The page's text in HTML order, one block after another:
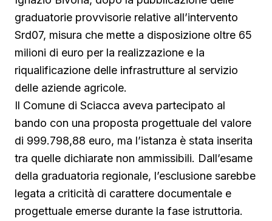
graduatorie provvisorie relative all’intervento
Srd07, misura che mette a disposizione oltre 65
milioni di euro per la realizzazione e la
riqualificazione delle infrastrutture al servizio
delle aziende agricole.
Il Comune di Sciacca aveva partecipato al
bando con una proposta progettuale del valore
di 999.798,88 euro, ma l’istanza è stata inserita
tra quelle dichiarate non ammissibili. Dall’esame
della graduatoria regionale, l’esclusione sarebbe
legata a criticità di carattere documentale e
progettuale emerse durante la fase istruttoria.